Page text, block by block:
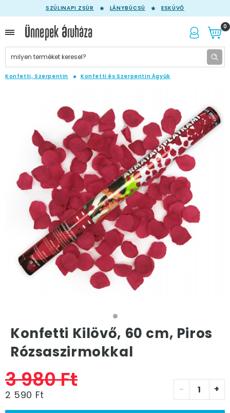
SZÜLINAPI ZSÚR LÁNYBÚCSÚ ESKÜVŐ
0
Konfetti, Szerpentin Konfetti és Szerpentin Ágyúk
Konfetti Kilövő, 60 cm, Piros
Rózsaszirmokkal
3 980 Ft
2 590 Ft - +